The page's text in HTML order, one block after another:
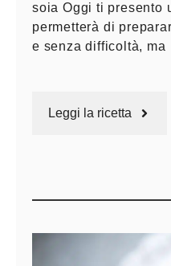
soia Oggi ti presento
permetterà di
e senza difficoltà, ma
Leggi la ricetta